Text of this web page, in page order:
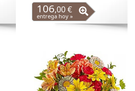
106,00 €
entrega hoy »